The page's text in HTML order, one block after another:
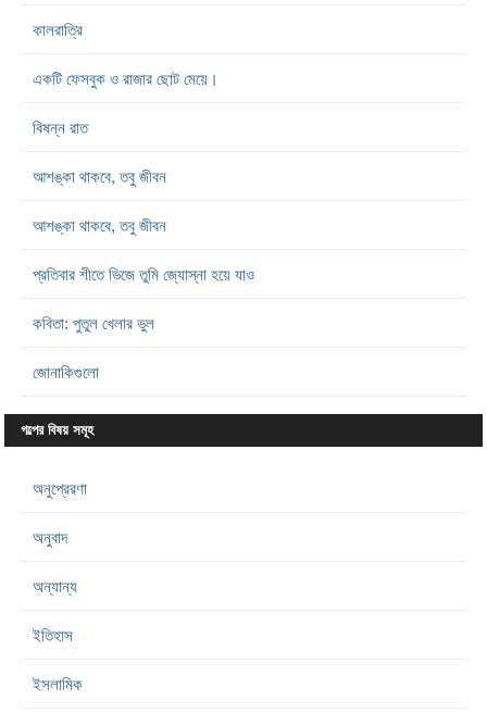
কালরাত্রি
একটি ফেসবুক ও রাজার ছোট মেয়ে।
বিষন্ন রাত
আশঙ্কা থাকবে, তবু জীবন
আশঙ্কা থাকবে, তবু জীবন
প্রতিবার শীতে ভিজে তুমি জ্যোস্না হয়ে যাও
কবিতা: পুতুল খেলার ভুল
জোনাকিগুলো
গল্পের বিষয় সমূহ
অনুপ্রেরণা
অনুবাদ
অন্যান্য
ইতিহাস
ইসলামিক